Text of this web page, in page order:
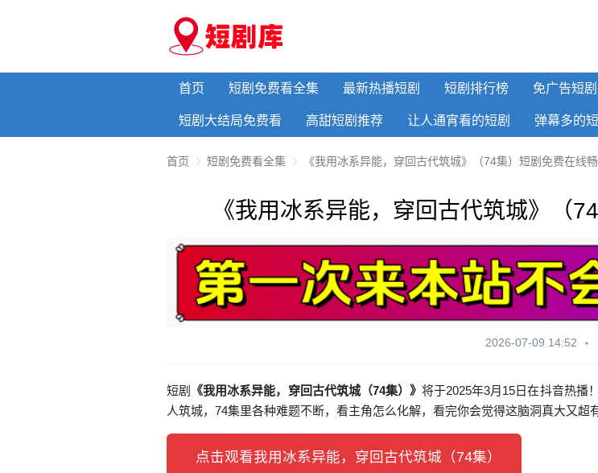
首页 短剧免费看全集 最新热播短剧 短剧排行榜 免广告短
短剧大结局免费看 高甜短剧推荐 让人通宵看的短剧 弹幕多的
首页 短剧免费看全集 《我用冰系异能，穿回古代筑城》（74集）短剧免费在线
《我用冰系异能，穿回古代筑城》（
2026-07-09 14:52
短剧 《我用冰系异能，穿回古代筑城（74集）》将于2025年3月15日在抖音热播
人筑城，74集里各种难题不断，看主角怎么化解，看完你会觉得这脑洞真大又超
点击观看我用冰系异能，穿回古代筑城（74集）